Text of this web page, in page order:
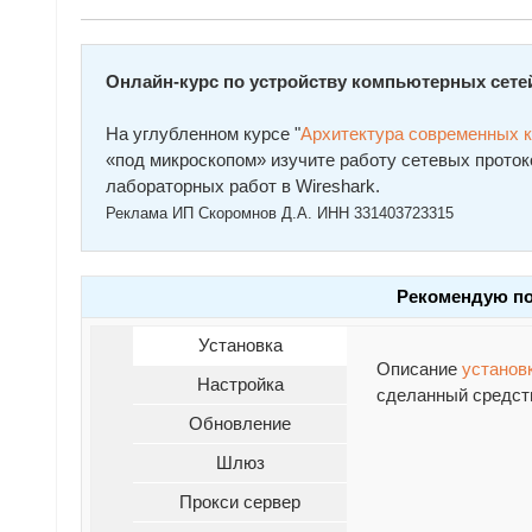
Онлайн-курс по устройству компьютерных
На углубленном курсе "Архитектура современных
«под микроскопом» изучите работу сетевых
лабораторных работ в Wireshark.
Реклама ИП Скоромнов Д.А. ИНН 331403723315
Рекомендую
Установка
Настройка
Обновление
Шлюз
Прокси сервер
Описание
сделанный